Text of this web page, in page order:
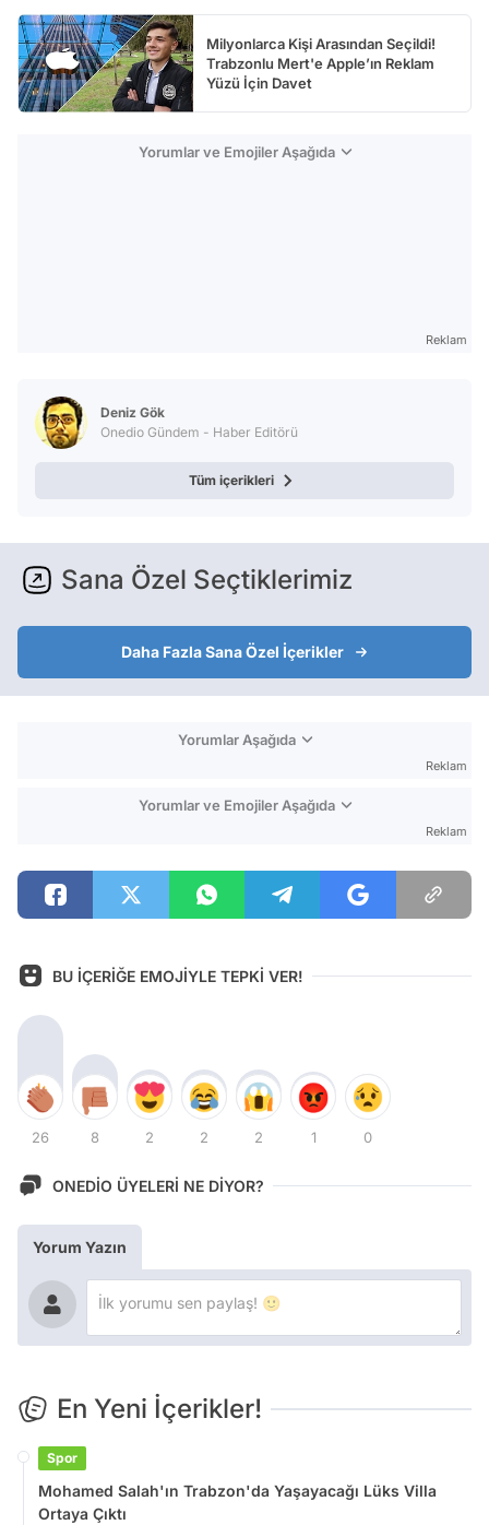
Milyonlarca Kişi Arasından Seçildi!
Trabzonlu Mert'e Apple’ın Reklam
Yüzü İçin Davet
Yorumlar ve Emojiler Aşağıda
Reklam
Deniz Gök
Onedio Gündem - Haber Editörü
Tüm içerikleri
Sana Özel Seçtiklerimiz
Daha Fazla Sana Özel İçerikler
Yorumlar Aşağıda
Reklam
Yorumlar ve Emojiler Aşağıda
Reklam
BU İÇERİĞE EMOJİYLE TEPKİ VER!
26 8 2 2 2 1 0
ONEDİO ÜYELERİ NE DİYOR?
Yorum Yazın
En Yeni İçerikler!
Spor
Mohamed Salah'ın Trabzon'da Yaşayacağı Lüks Villa
Ortaya Çıktı